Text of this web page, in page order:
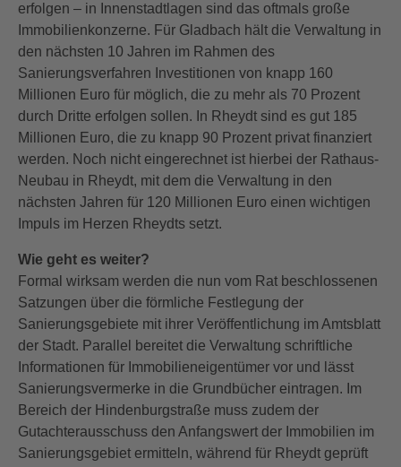
erfolgen – in Innenstadtlagen sind das oftmals große
Immobilienkonzerne. Für Gladbach hält die Verwaltung in
den nächsten 10 Jahren im Rahmen des
Sanierungsverfahren Investitionen von knapp 160
Millionen Euro für möglich, die zu mehr als 70 Prozent
durch Dritte erfolgen sollen. In Rheydt sind es gut 185
Millionen Euro, die zu knapp 90 Prozent privat finanziert
werden. Noch nicht eingerechnet ist hierbei der Rathaus-
Neubau in Rheydt, mit dem die Verwaltung in den
nächsten Jahren für 120 Millionen Euro einen wichtigen
Impuls im Herzen Rheydts setzt.
Wie geht es weiter?
Formal wirksam werden die nun vom Rat beschlossenen
Satzungen über die förmliche Festlegung der
Sanierungsgebiete mit ihrer Veröffentlichung im Amtsblatt
der Stadt. Parallel bereitet die Verwaltung schriftliche
Informationen für Immobilieneigentümer vor und lässt
Sanierungsvermerke in die Grundbücher eintragen. Im
Bereich der Hindenburgstraße muss zudem der
Gutachterausschuss den Anfangswert der Immobilien im
Sanierungsgebiet ermitteln, während für Rheydt geprüft